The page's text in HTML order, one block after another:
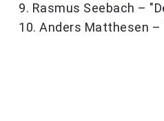
9. Rasmus Seebach –
10. Anders Matthesen –